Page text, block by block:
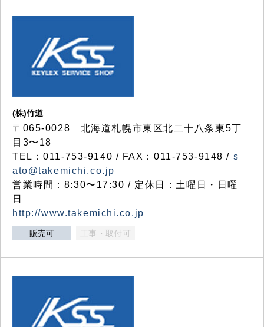
(株)竹道
〒065-0028 北海道札幌市東区北二十八条東5丁
目3〜18
TEL：011-753-9140 / FAX：011-753-9148 / s
ato@takemichi.co.jp
営業時間：8:30〜17:30 / 定休日：土曜日・日曜
日
http://www.takemichi.co.jp
販売可 工事・取付可